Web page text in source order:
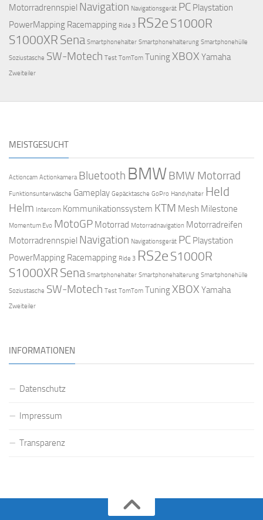
Motorradrennspiel Navigation Navigationsgerät PC Playstation
PowerMapping Racemapping Ride 3 RS2e S1000R
S1000XR Sena Smartphonehalter Smartphonehalterung Smartphonehülle
Soziustasche SW-Motech Test TomTom TuningXBOX Yamaha
Zweiteiler
MEISTGESUCHT
Actioncam Actionkamera Bluetooth BMWBMW Motorrad
Funktionsunterwäsche Gameplay Gepäcktasche GoPro Handyhalter Held
Helm Intercom Kommunikationssystem KTM Mesh Milestone
Momentum Evo MotoGP Motorrad Motorradnavigation Motorradreifen
Motorradrennspiel Navigation Navigationsgerät PC Playstation
PowerMapping Racemapping Ride 3 RS2e S1000R
S1000XR Sena Smartphonehalter Smartphonehalterung Smartphonehülle
Soziustasche SW-Motech Test TomTom TuningXBOX Yamaha
Zweiteiler
INFORMATIONEN
Datenschutz
Impressum
Transparenz